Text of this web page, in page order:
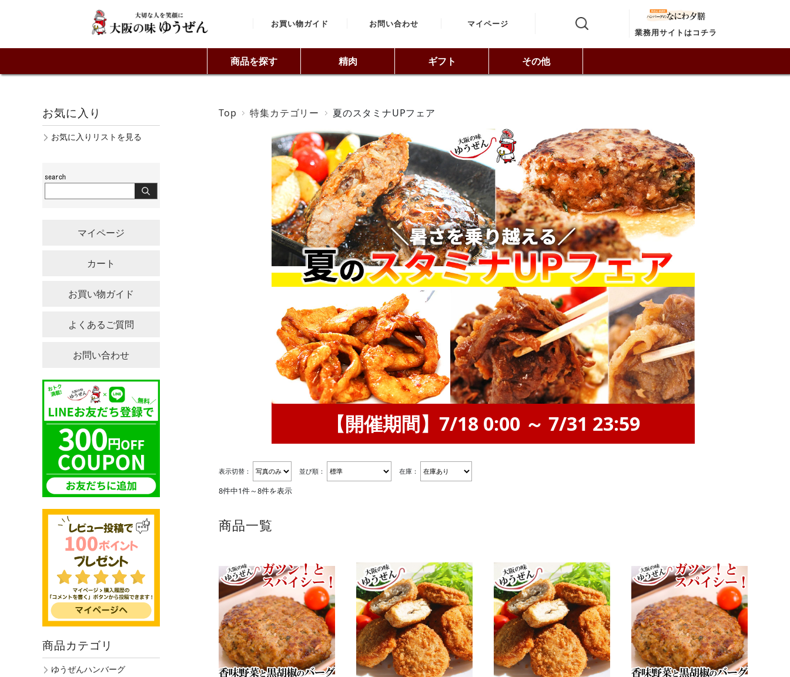
お買い物ガイド お問い合わせ
マイページ
業務用サイトはコチラ
商品を探す 精肉 ギフト その他
Top 特集カテゴリー 夏のスタミナUPフェア
【開催期間】7/18 0:00 ～ 7/31 23:59
表示切替： 並び順： 在庫：
8件中1件～8件を表示
商品一覧
お気に入り
お気に入りリストを見る
マイページ
カート
お買い物ガイド
よくあるご質問
お問い合わせ
商品カテゴリ
ゆうぜんハンバーグ